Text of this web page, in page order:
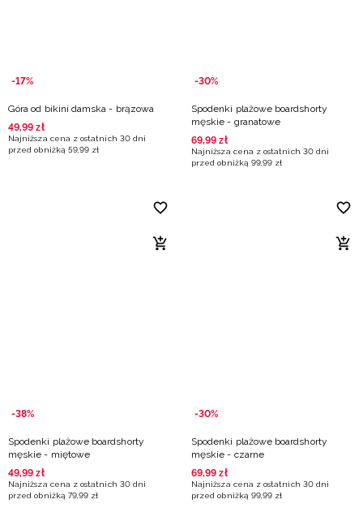
-17%
Góra od bikini damska - brązowa
49,99 zł
Najniższa cena z ostatnich 30 dni
przed obniżką 59,99 zł
-30%
Spodenki plażowe boardshorty
męskie - granatowe
69,99 zł
Najniższa cena z ostatnich 30 dni
przed obniżką 99,99 zł
-38%
Spodenki plażowe boardshorty
męskie - miętowe
49,99 zł
Najniższa cena z ostatnich 30 dni
przed obniżką 79,99 zł
-30%
Spodenki plażowe boardshorty
męskie - czarne
69,99 zł
Najniższa cena z ostatnich 30 dni
przed obniżką 99,99 zł